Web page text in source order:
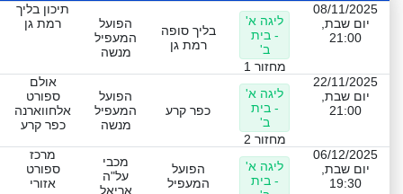
08/11/2025
יום שבת,
21:00
ליגה א'
- בית
ב'
מחזור 1
בליך סופה
רמת גן
הפועל
המעפיל
מנשה
תיכון בליך
רמת גן
22/11/2025
יום שבת,
21:00
ליגה א'
- בית
ב'
מחזור 2
כפר קרע
הפועל
המעפיל
מנשה
אולם
ספורט
אלחווארנה
כפר קרע
06/12/2025
יום שבת,
19:30
ליגה א'
- בית
הפועל
המעפיל
מכבי
על"ה
אריאל
מרכז
ספורט
אזורי